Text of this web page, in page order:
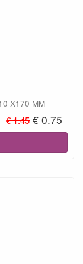
X170 MM
€ 1.45 € 0.75